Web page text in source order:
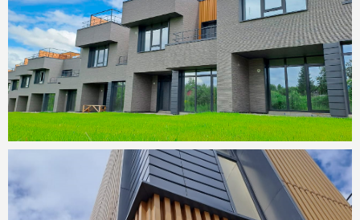
ПЛОЩАДЬ
МОНОЛИТ
ТИП ДОМА
60 ДНЕЙ 2021
ДАТА СДАЧИ